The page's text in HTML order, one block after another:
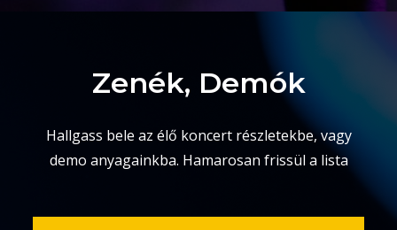
Zenék, Demók
Hallgass bele az élő koncert részletekbe, vagy
demo anyagainkba. Hamarosan frissül a lista